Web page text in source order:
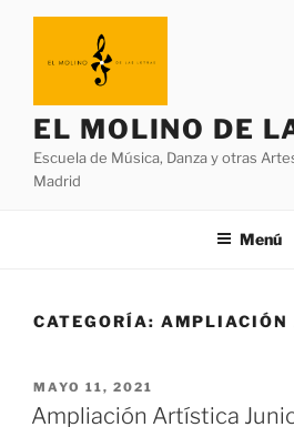
EL MOLINO DE
Escuela de Música, Danza y otras
Madrid
Menú
CATEGORÍA:
MAYO 11, 2021
Ampliación Artística